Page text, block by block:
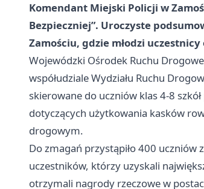
Komendant Miejski Policji w
Bezpieczniej”. Uroczyste
Zamościu, gdzie młodzi
Wojewódzki Ośrodek Ruchu
współudziale Wydziału Ruchu
skierowane do uczniów klas 4-8
dotyczących użytkowania kasków
drogowym.
Do zmagań przystąpiło 400 uczniów
uczestników, którzy uzyskali
otrzymali nagrody rzeczowe w